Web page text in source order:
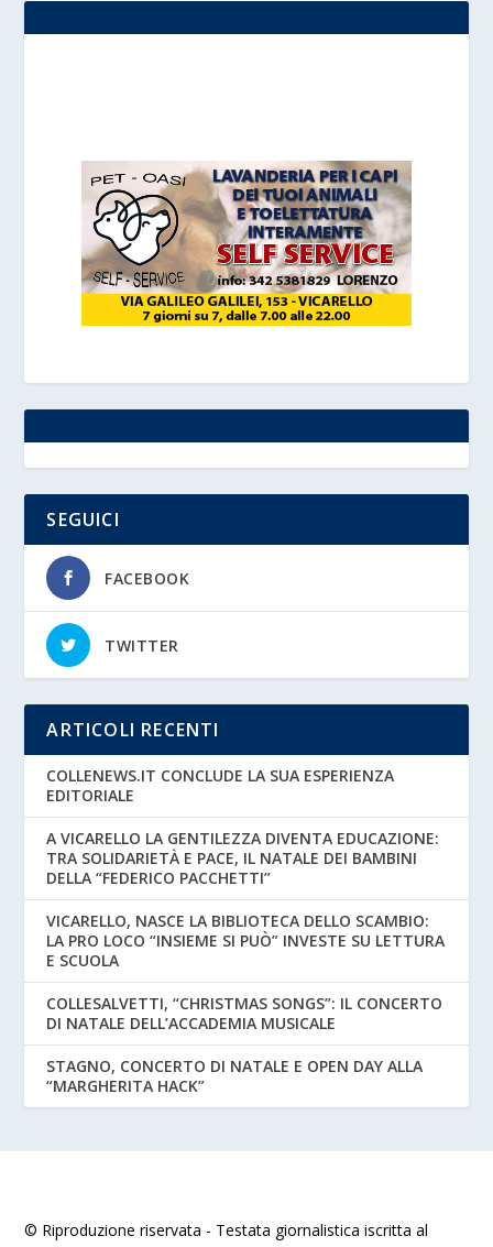
SEGUICI
FACEBOOK
TWITTER
ARTICOLI RECENTI
COLLENEWS.IT CONCLUDE LA SUA ESPERIENZA
EDITORIALE
A VICARELLO LA GENTILEZZA DIVENTA EDUCAZIONE:
TRA SOLIDARIETÀ E PACE, IL NATALE DEI BAMBINI
DELLA “FEDERICO PACCHETTI”
VICARELLO, NASCE LA BIBLIOTECA DELLO SCAMBIO:
LA PRO LOCO “INSIEME SI PUÒ” INVESTE SU LETTURA
E SCUOLA
COLLESALVETTI, “CHRISTMAS SONGS”: IL CONCERTO
DI NATALE DELL’ACCADEMIA MUSICALE
STAGNO, CONCERTO DI NATALE E OPEN DAY ALLA
“MARGHERITA HACK”
© Riproduzione riservata - Testata giornalistica iscritta al